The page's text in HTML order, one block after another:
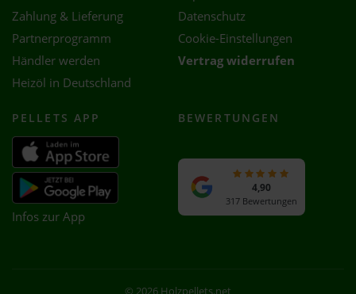
Zahlung & Lieferung
Partnerprogramm
Händler werden
Heizöl in Deutschland
Datenschutz
Cookie-Einstellungen
Vertrag widerrufen
PELLETS APP
Infos zur App
BEWERTUNGEN
4,90
317 Bewertungen
© 2026 Holzpellets.net